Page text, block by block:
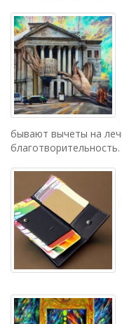
бывают вычеты на
благотворительность.